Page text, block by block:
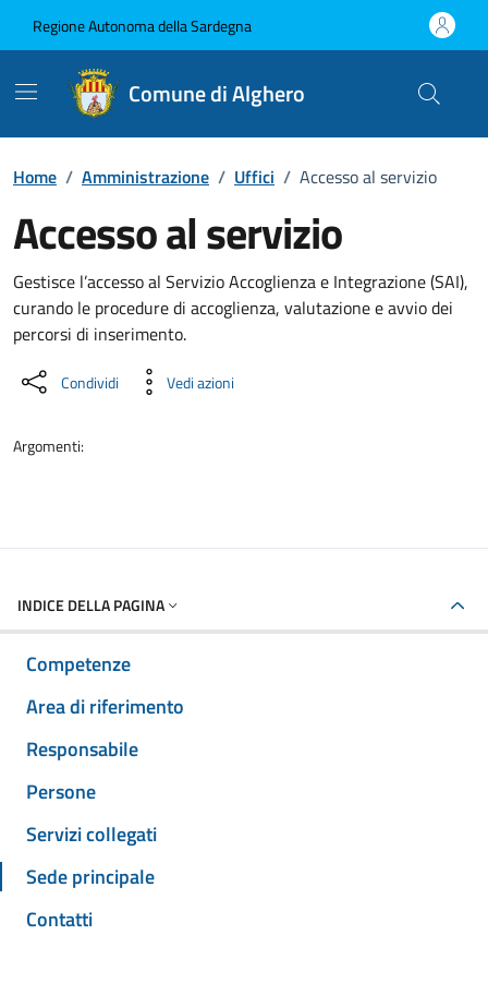
Regione Autonoma della Sardegna
Comune di Alghero
Home / Amministrazione / Uffici / Accesso al servizio
Accesso al servizio
Dettaglio dell'unità
Gestisce l’accesso al Servizio Accoglienza e Integrazione (SAI),
curando le procedure di accoglienza, valutazione e avvio dei
percorsi di inserimento.
Condividi Vedi azioni
Argomenti:
INDICE DELLA PAGINA
Competenze
Area di riferimento
Responsabile
Persone
Servizi collegati
Sede principale
Contatti